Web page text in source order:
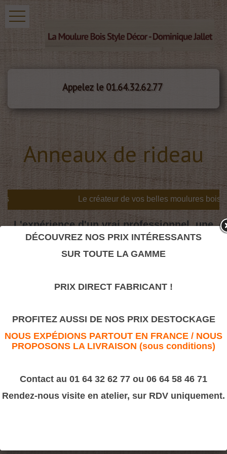
Appelez le 01.64.32.62.77
Anneaux de rideau
L'expérience d'un vrai professionnel, une
valeur sûre.
Tournages sur bois> Divers>Quille
DÉCOUVREZ NOS PRIX INTÉRESSANTS
SUR TOUTE LA GAMME
PRIX DIRECT FABRICANT !
PROFITEZ AUSSI DE NOS PRIX DESTOCKAGE
NOUS EXPÉDIONS PARTOUT EN FRANCE / NOUS
PROPOSONS LA LIVRAISON (sous conditions)
Contact au 01 64 32 62 77 ou 06 64 58 46 71
Rendez-nous visite en atelier, sur RDV uniquement.